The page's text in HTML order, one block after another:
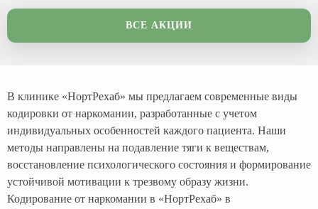
ВСЕ АКЦИИ
В клинике «НортРехаб» мы предлагаем современные виды
кодировки от наркомании, разработанные с учетом
индивидуальных особенностей каждого пациента. Наши
методы направлены на подавление тяги к веществам,
восстановление психологического состояния и формирование
устойчивой мотивации к трезвому образу жизни.
Кодирование от наркомании в «НортРехаб» в